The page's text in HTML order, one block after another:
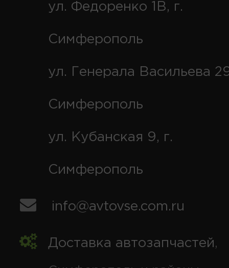
ул. Федоренко 1В, г.
Симферополь
ул. Генерала Васильева
Симферополь
ул. Кубанская 9, г.
Симферополь
info@avtovse.com.ru
Доставка автозапчастей,